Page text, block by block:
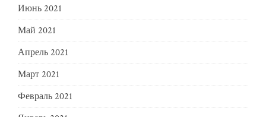
Июнь 2021
Май 2021
Апрель 2021
Март 2021
Февраль 2021